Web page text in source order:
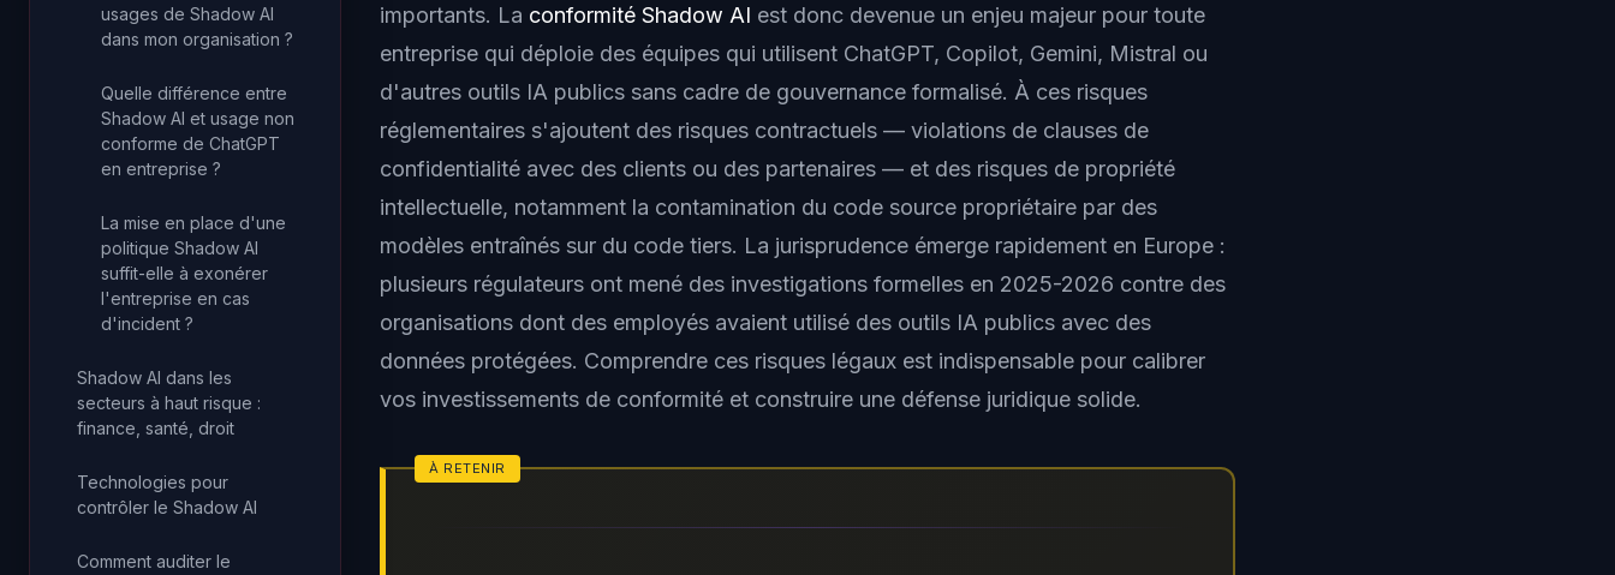
usages de Shadow AI
dans mon organisation ?
Quelle différence entre
Shadow AI et usage non
conforme de ChatGPT
en entreprise ?
La mise en place d'une
politique Shadow AI
suffit-elle à exonérer
l'entreprise en cas
d'incident ?
Shadow AI dans les
secteurs à haut risque :
finance, santé, droit
Technologies pour
contrôler le Shadow AI
Comment auditer le
importants. La conformité Shadow AI est donc devenue un enjeu majeur pour toute
entreprise qui déploie des équipes qui utilisent ChatGPT, Copilot, Gemini, Mistral ou
d'autres outils IA publics sans cadre de gouvernance formalisé. À ces risques
réglementaires s'ajoutent des risques contractuels — violations de clauses de
confidentialité avec des clients ou des partenaires — et des risques de propriété
intellectuelle, notamment la contamination du code source propriétaire par des
modèles entraînés sur du code tiers. La jurisprudence émerge rapidement en Europe :
plusieurs régulateurs ont mené des investigations formelles en 2025-2026 contre des
organisations dont des employés avaient utilisé des outils IA publics avec des
données protégées. Comprendre ces risques légaux est indispensable pour calibrer
vos investissements de conformité et construire une défense juridique solide.